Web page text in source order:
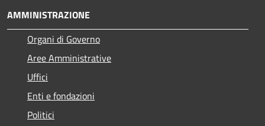
AMMINISTRAZIONE
Organi di Governo
Aree Amministrative
Uffici
Enti e fondazioni
Politici